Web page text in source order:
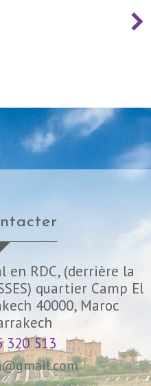
en RDC, (derrière la
quartier Camp El
40000, Maroc
320 513